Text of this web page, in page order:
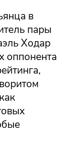
в
пары
Ходар
оппонента